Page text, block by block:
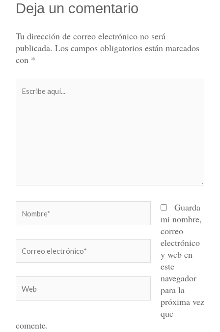
Deja un comentario
Tu dirección de correo electrónico no será
publicada. Los campos obligatorios están marcados
con *
aquí...
electrónico*
Guarda
mi nombre,
correo
electrónico
y web en
este
navegador
para la
próxima vez
que
comente.